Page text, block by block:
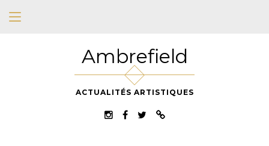
Ambrefield
ACTUALITÉS ARTISTIQUES